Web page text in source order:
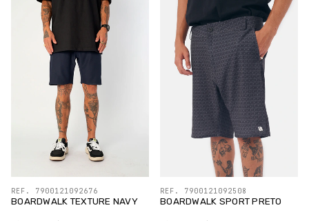
BOARDWALK TEXTURE NAVY
REF. 7900121092676
BOARDWALK SPORT PRETO
REF. 7900121092508